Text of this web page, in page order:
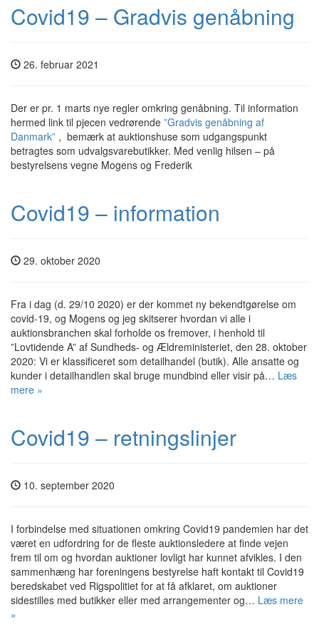
Covid19 – Gradvis genåbning
26. februar 2021
Der er pr. 1 marts nye regler omkring genåbning. Til information
hermed link til pjecen vedrørende ”Gradvis genåbning af
Danmark” , bemærk at auktionshuse som udgangspunkt
betragtes som udvalgsvarebutikker. Med venlig hilsen – på
bestyrelsens vegne Mogens og Frederik
Covid19 – information
29. oktober 2020
Fra i dag (d. 29/10 2020) er der kommet ny bekendtgørelse om
covid-19, og Mogens og jeg skitserer hvordan vi alle i
auktionsbranchen skal forholde os fremover, i henhold til
”Lovtidende A” af Sundheds- og Ældreministeriet, den 28. oktober
2020: Vi er klassificeret som detailhandel (butik). Alle ansatte og
kunder i detailhandlen skal bruge mundbind eller visir på… Læs
mere »
Covid19 – retningslinjer
10. september 2020
I forbindelse med situationen omkring Covid19 pandemien har det
været en udfordring for de fleste auktionsledere at finde vejen
frem til om og hvordan auktioner lovligt har kunnet afvikles. I den
sammenhæng har foreningens bestyrelse haft kontakt til Covid19
beredskabet ved Rigspolitiet for at få afklaret, om auktioner
sidestilles med butikker eller med arrangementer og… Læs mere
»